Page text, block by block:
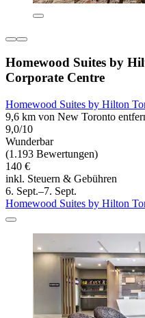
Homewood Suites by
Corporate Centre
Homewood Suites by Hilton
9,6 km von New Toronto
9,0/10
Wunderbar
(1.193 Bewertungen)
140 €
inkl. Steuern & Gebühren
6. Sept.–7. Sept.
Homewood Suites by Hilton